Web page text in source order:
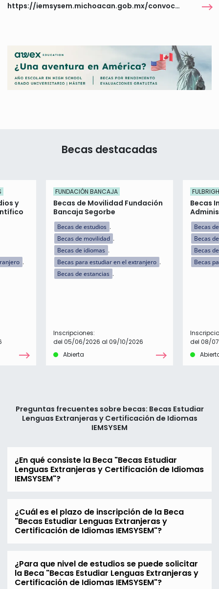
https://iemsysem.michoacan.gob.mx/convocatorias/
Becas destacadas
y
FUNDACIÓN BANCAJA
Becas de Movilidad Fundación
Bancaja Segorbe
Becas de estudios
Becas de movilidad
Becas de idiomas
Becas para estudiar en el extranjero
Becas de estancias
Inscripciones:
del 05/06/2026 al 09/10/2026
Abierta
Becas
Becas
Becas
Becas
Becas
del 08/
Preguntas frecuentes sobre becas: Becas Estudiar
Lenguas Extranjeras y Certificación de Idiomas
IEMSYSEM
¿En qué consiste la Beca "Becas Estudiar
Lenguas Extranjeras y Certificación de Idiomas
IEMSYSEM"?
¿Cuál es el plazo de inscripción de la Beca
"Becas Estudiar Lenguas Extranjeras y
Certificación de Idiomas IEMSYSEM"?
¿Para que nivel de estudios se puede solicitar
la Beca "Becas Estudiar Lenguas Extranjeras y
Certificación de Idiomas IEMSYSEM"?